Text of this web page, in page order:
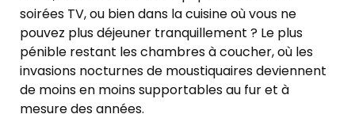
soirées TV, ou bien dans la cuisine où vous ne
pouvez plus déjeuner tranquillement ? Le plus
pénible restant les chambres à coucher, où les
invasions nocturnes de moustiquaires deviennent
de moins en moins supportables au fur et à
mesure des années.